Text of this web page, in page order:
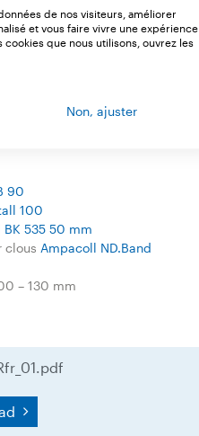
90
100
BK 535 50 mm
clous Ampacoll ND.Band
– 130 mm
de nos visiteurs, améliorer
et vous faire vivre une expérience
que nous utilisons, ouvrez les
Non, ajuster